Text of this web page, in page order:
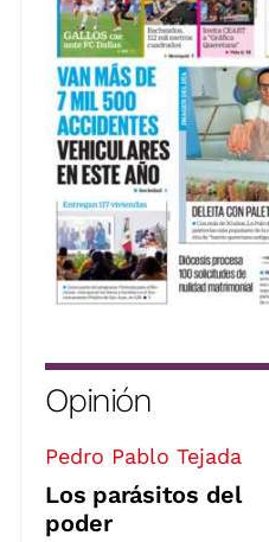
Opinión
Pedro Pablo Tejada
Los parásitos del
poder